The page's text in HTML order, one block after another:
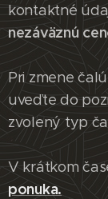
kontaktné
nezáväznú
Pri zmene
uveďte do
zvolený typ
V krátkom
ponuka.